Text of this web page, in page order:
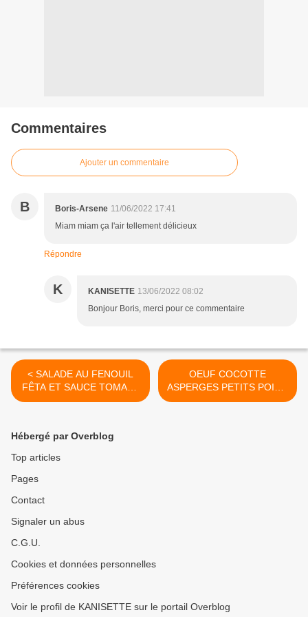
Commentaires
Ajouter un commentaire
B Boris-Arsene 11/06/2022 17:41
Miam miam ça l'air tellement délicieux
Répondre
K KANISETTE 13/06/2022 08:02
Bonjour Boris, merci pour ce commentaire
< SALADE AU FENOUIL
FÊTA ET SAUCE TOMATE
7 💙
OEUF COCOTTE
ASPERGES PETITS POIS 1
💙 >
Hébergé par Overblog
Top articles
Pages
Contact
Signaler un abus
C.G.U.
Cookies et données personnelles
Préférences cookies
Voir le profil de KANISETTE sur le portail Overblog